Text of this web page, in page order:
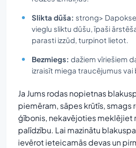
Slikta dūša: strong>
vieglu sliktu dūšu, īpaši
parasti izzūd, turpinot lietot.
Bezmiegs: dažiem vīriešiem
izraisīt miega traucējumus vai
Ja Jums rodas nopietnas
piemēram, sāpes krūtīs, smags
ģībonis, nekavējoties meklējiet
palīdzību. Lai mazinātu
ievērot ieteicamās devas un